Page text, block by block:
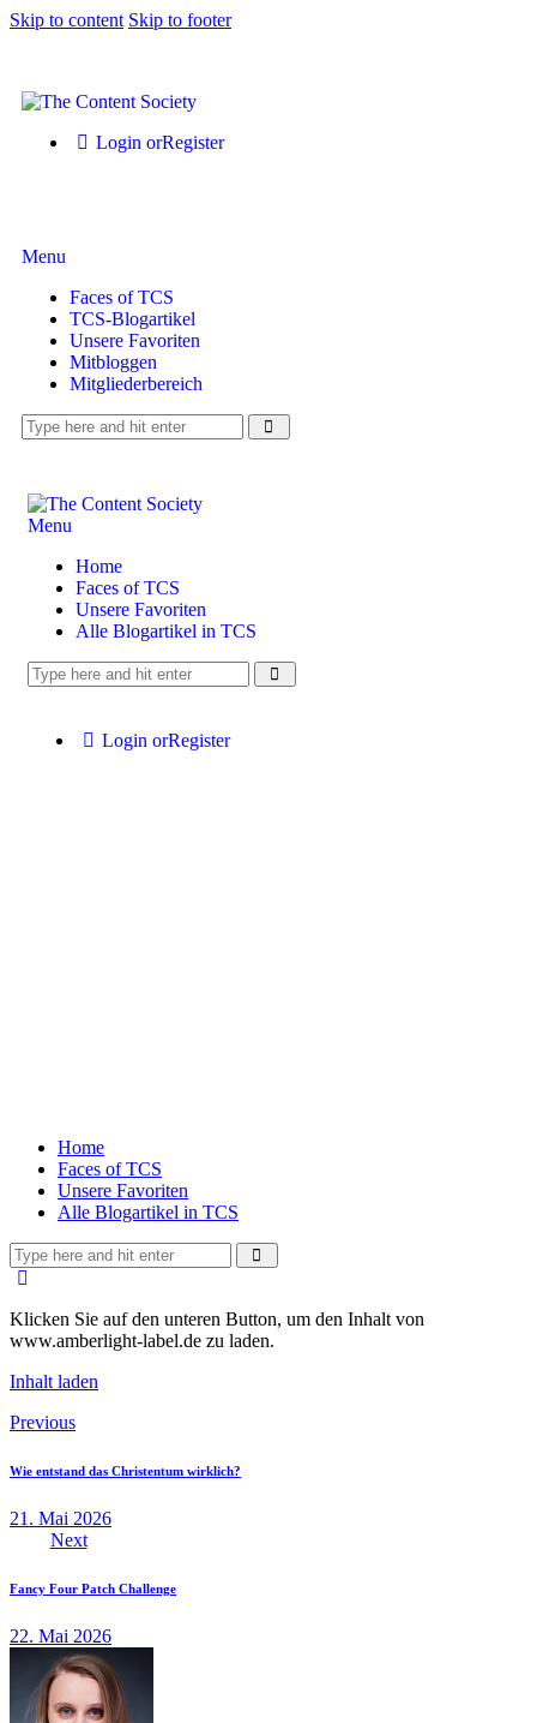
Skip to content Skip to footer
Login orRegister
Menu
Faces of TCS
TCS-Blogartikel
Unsere Favoriten
Mitbloggen
Mitgliederbereich
Menu
Home
Faces of TCS
Unsere Favoriten
Alle Blogartikel in TCS
Login orRegister
Home
Faces of TCS
Unsere Favoriten
Alle Blogartikel in TCS
Klicken Sie auf den unteren Button, um den Inhalt von
www.amberlight-label.de zu laden.
Inhalt laden
Previous
Wie entstand das Christentum wirklich?
21. Mai 2026
Next
Fancy Four Patch Challenge
22. Mai 2026